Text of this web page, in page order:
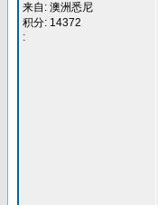
来自: 澳洲悉尼
积分: 14372
: